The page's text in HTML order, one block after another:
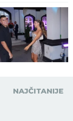
NAJČITANIJE